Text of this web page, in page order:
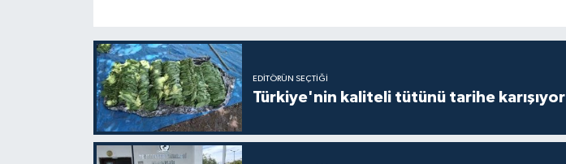
EDITÖRÜN SEÇTIĞI
Türkiye'nin kaliteli tütünü tarihe karışıyor